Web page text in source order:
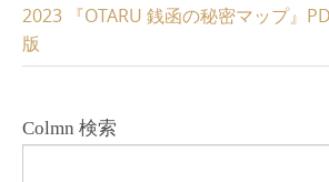
2023 『OTARU 銭函の秘密マップ』
版
Colmn 検索